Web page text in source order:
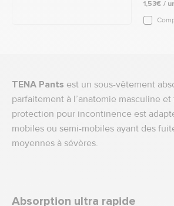
1,53€ /
TENA Pants est un sous-vêtement
parfaitement à l’anatomie masculine
protection pour incontinence est
mobiles ou semi-mobiles ayant des
moyennes à sévères.
Absorption ultra rapide